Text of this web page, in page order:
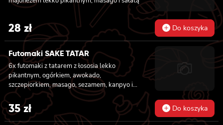
28 zł Do koszyka
Futomaki SAKE TATAR
6x futomaki z tatarem z łososia lekko
pikantnym, ogórkiem, awokado,
szczepiorkiem, masago, sezamem, kanpyo i
sałatą
35zł Do koszyka